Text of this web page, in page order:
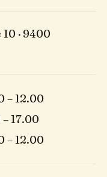
· 9400
– 12.00
– 17.00
– 12.00